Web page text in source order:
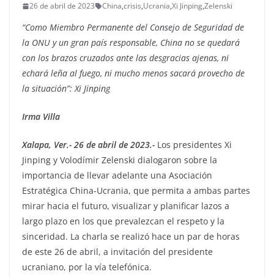
26 de abril de 2023 China,crisis,Ucrania,Xi Jinping,Zelenski
“Como Miembro Permanente del Consejo de Seguridad de
la ONU y un gran país responsable, China no se quedará
con los brazos cruzados ante las desgracias ajenas, ni
echará leña al fuego, ni mucho menos sacará provecho de
la situación”: Xi Jinping
Irma Villa
Xalapa, Ver.- 26 de abril de 2023.- Los presidentes Xi
Jinping y Volodímir Zelenski dialogaron sobre la
importancia de llevar adelante una Asociación
Estratégica China-Ucrania, que permita a ambas partes
mirar hacia el futuro, visualizar y planificar lazos a
largo plazo en los que prevalezcan el respeto y la
sinceridad. La charla se realizó hace un par de horas
de este 26 de abril, a invitación del presidente
ucraniano, por la vía telefónica.